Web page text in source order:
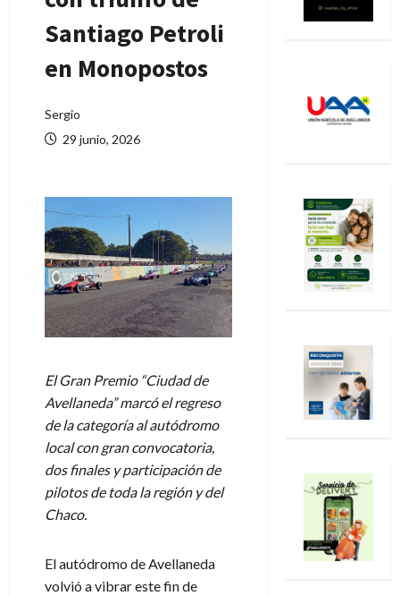
Santiago Petroli
en Monopostos
Sergio
29 junio, 2026
El Gran Premio “Ciudad de
Avellaneda” marcó el regreso
de la categoría al autódromo
local con gran convocatoria,
dos finales y participación de
pilotos de toda la región y del
Chaco.
El autódromo de Avellaneda
volvió a vibrar este fin de